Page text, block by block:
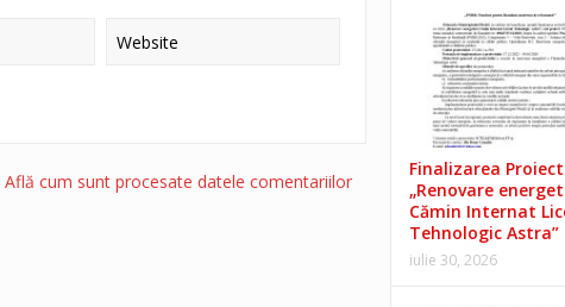
Află cum sunt procesate datele comentariilor
Finalizarea
„Renovare
Cămin Internat
Tehnologic Astra”
iulie 30, 2026